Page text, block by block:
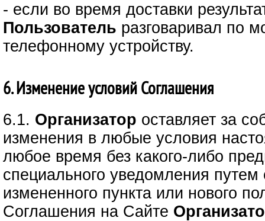
- если во время доставки
Пользователь разговаривал по
телефонному устройству.
6. Изменение условий Соглашения
6.1. Организатор оставляет за
изменения в любые условия
любое время без какого-либо
специального уведомления путем
измененного пункта или нового
Соглашения на Сайте